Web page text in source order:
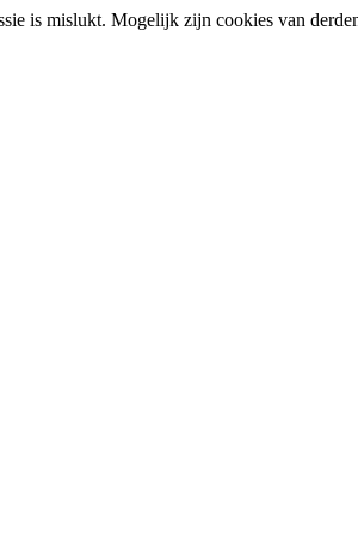
is mislukt. Mogelijk zijn cookies van